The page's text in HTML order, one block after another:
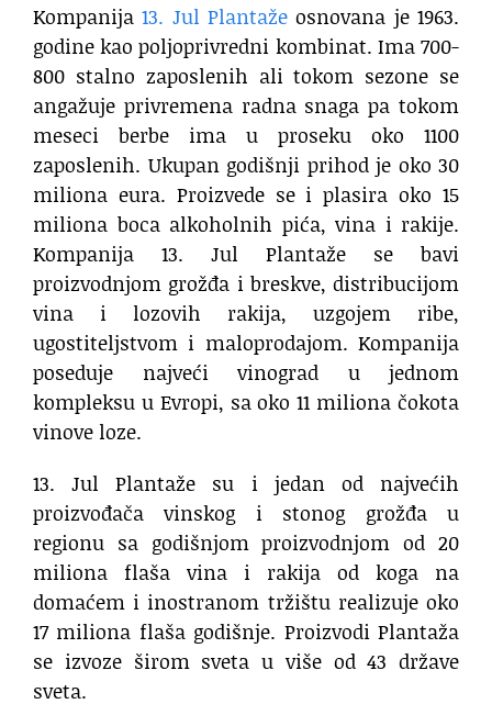
Kompanija13. Jul Plantaže osnovana je 1963.
godine kao poljoprivredni kombinat. Ima 700-
800 stalno zaposlenih ali tokom sezone se
angažuje privremena radna snaga pa tokom
meseci berbe ima u proseku oko 1100
zaposlenih. Ukupan godišnji prihod je oko 30
miliona eura. Proizvede se i plasira oko 15
miliona boca alkoholnih pića, vina i rakije.
Kompanija 13. Jul Plantaže se bavi
proizvodnjom grožđa i breskve, distribucijom
vina i lozovih rakija, uzgojem ribe,
ugostiteljstvom i maloprodajom. Kompanija
poseduje najveći vinograd u jednom
kompleksu u Evropi, sa oko 11 miliona čokota
vinove loze.
13. Jul Plantaže su i jedan od najvećih
proizvođača vinskog i stonog grožđa u
regionu sa godišnjom proizvodnjom od 20
miliona flaša vina i rakija od koga na
domaćem i inostranom tržištu realizuje oko
17 miliona flaša godišnje. Proizvodi Plantaža
se izvoze širom sveta u više od 43 države
sveta.